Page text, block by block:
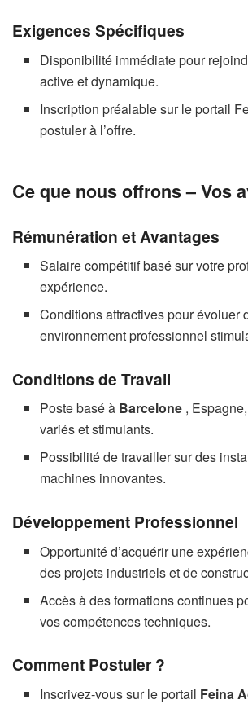
Exigences Spécifiques
Disponibilité immédiate pour
active et dynamique.
Inscription préalable sur le portail
postuler à l’offre.
Ce que nous offrons – Vos
Rémunération et Avantages
Salaire compétitif basé sur votre
expérience.
Conditions attractives pour évoluer
environnement professionnel
Conditions de Travail
Poste basé à Barcelone ,
variés et stimulants.
Possibilité de travailler sur des
machines innovantes.
Développement Professionnel
Opportunité d’acquérir une
des projets industriels et de
Accès à des formations continues
vos compétences techniques.
Comment Postuler ?
Inscrivez-vous sur le portail Feina